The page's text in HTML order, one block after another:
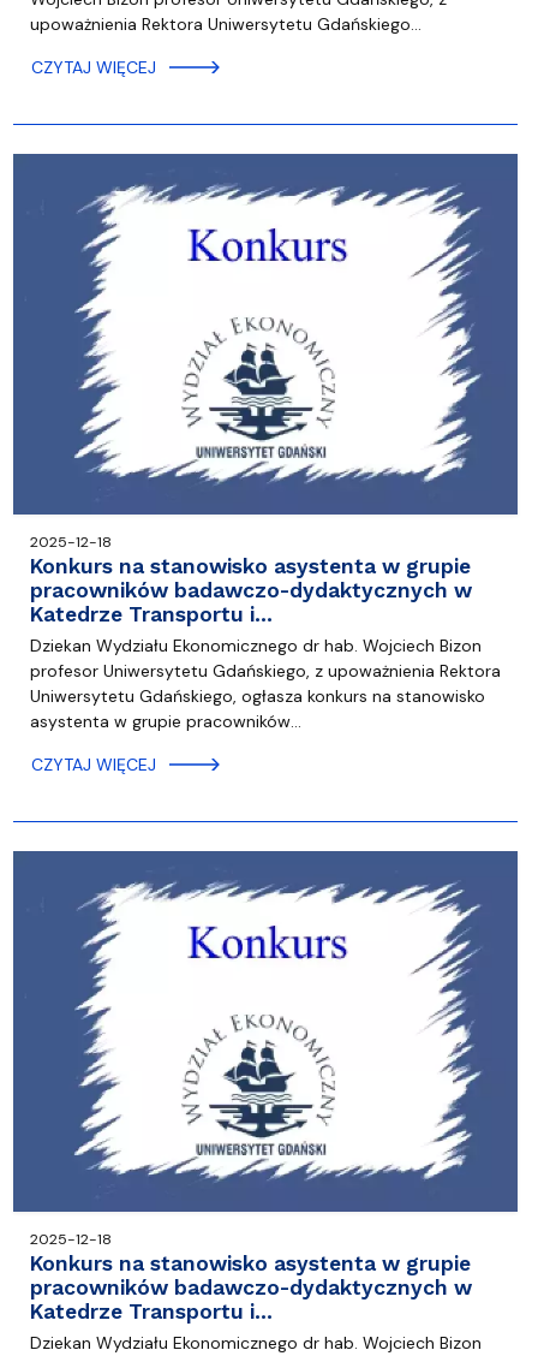
upoważnienia Rektora Uniwersytetu Gdańskiego…
CZYTAJ WIĘCEJ
2025-12-18
Konkurs na stanowisko asystenta w grupie
pracowników badawczo-dydaktycznych w
Katedrze Transportu i…
Dziekan Wydziału Ekonomicznego dr hab. Wojciech Bizon
profesor Uniwersytetu Gdańskiego, z upoważnienia Rektora
Uniwersytetu Gdańskiego, ogłasza konkurs na stanowisko
asystenta w grupie pracowników…
CZYTAJ WIĘCEJ
2025-12-18
Konkurs na stanowisko asystenta w grupie
pracowników badawczo-dydaktycznych w
Katedrze Transportu i…
Dziekan Wydziału Ekonomicznego dr hab. Wojciech Bizon